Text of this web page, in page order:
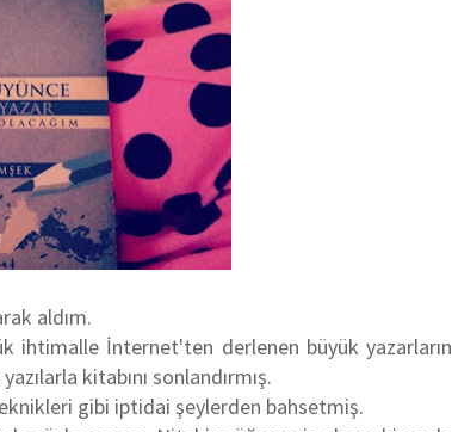
aldım.
ihtimalle İnternet'ten derlenen büyük yazarların
kitabını sonlandırmış.
gibi iptidai şeylerden bahsetmiş.